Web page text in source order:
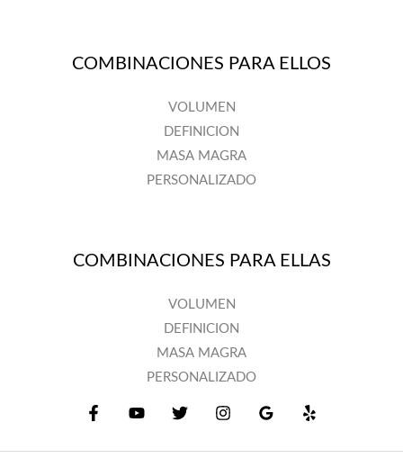
COMBINACIONES PARA ELLOS
VOLUMEN
DEFINICION
MASA MAGRA
PERSONALIZADO
COMBINACIONES PARA ELLAS
VOLUMEN
DEFINICION
MASA MAGRA
PERSONALIZADO